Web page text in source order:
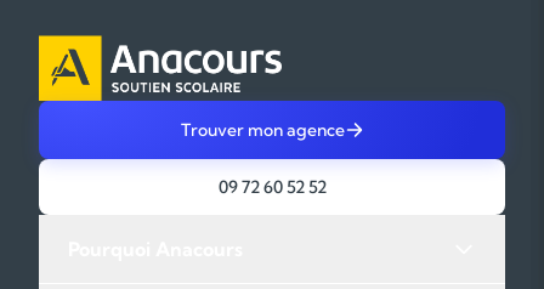
Trouver mon agence
09 72 60 52 52